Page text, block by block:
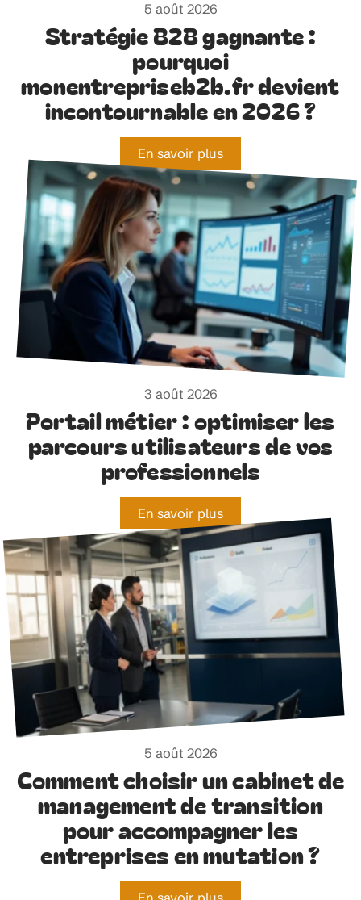
5 août 2026
Stratégie B2B gagnante :
pourquoi
monentrepriseb2b.fr devient
incontournable en 2026 ?
En savoir plus
3 août 2026
Portail métier : optimiser les
parcours utilisateurs de vos
professionnels
En savoir plus
5 août 2026
Comment choisir un cabinet de
management de transition
pour accompagner les
entreprises en mutation ?